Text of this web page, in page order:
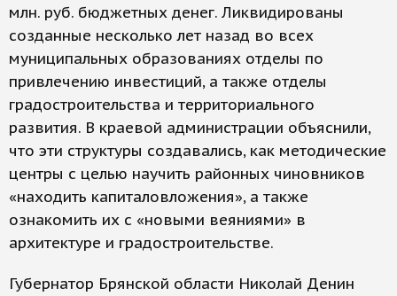
млн. руб. бюджетных денег. Ликвидированы
созданные несколько лет назад во всех
муниципальных образованиях отделы по
привлечению инвестиций, а также отделы
градостроительства и территориального
развития. В краевой администрации объяснили,
что эти структуры создавались, как методические
центры с целью научить районных чиновников
«находить капиталовложения», а также
ознакомить их с «новыми веяниями» в
архитектуре и градостроительстве.
Губернатор Брянской области Николай Денин